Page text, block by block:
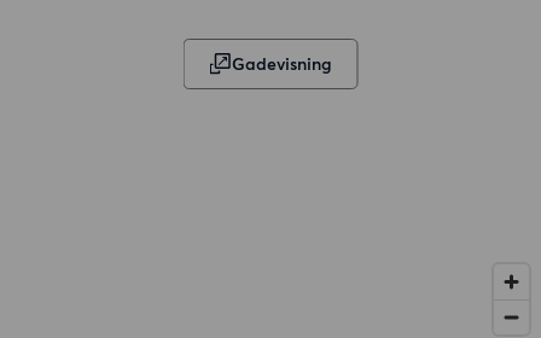
Gadevisning